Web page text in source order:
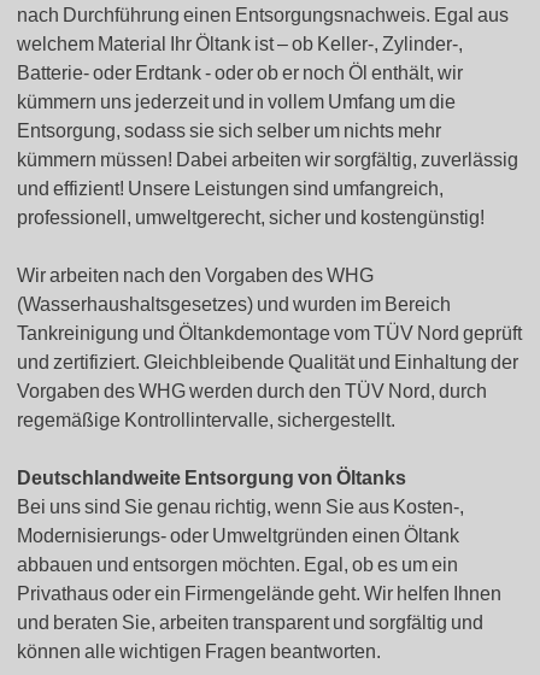
nach Durchführung einen Entsorgungsnachweis. Egal aus
welchem Material Ihr Öltank ist – ob Keller-, Zylinder-,
Batterie- oder Erdtank - oder ob er noch Öl enthält, wir
kümmern uns jederzeit und in vollem Umfang um die
Entsorgung, sodass sie sich selber um nichts mehr
kümmern müssen! Dabei arbeiten wir sorgfältig, zuverlässig
und effizient! Unsere Leistungen sind umfangreich,
professionell, umweltgerecht, sicher und kostengünstig!
Wir arbeiten nach den Vorgaben des WHG
(Wasserhaushaltsgesetzes) und wurden im Bereich
Tankreinigung und Öltankdemontage vom TÜV Nord geprüft
und zertifiziert. Gleichbleibende Qualität und Einhaltung der
Vorgaben des WHG werden durch den TÜV Nord, durch
regemäßige Kontrollintervalle, sichergestellt.
Deutschlandweite Entsorgung von Öltanks
Bei uns sind Sie genau richtig, wenn Sie aus Kosten-,
Modernisierungs- oder Umweltgründen einen Öltank
abbauen und entsorgen möchten. Egal, ob es um ein
Privathaus oder ein Firmengelände geht. Wir helfen Ihnen
und beraten Sie, arbeiten transparent und sorgfältig und
können alle wichtigen Fragen beantworten.